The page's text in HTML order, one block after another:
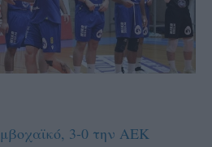
3-0 την ΑΕΚ